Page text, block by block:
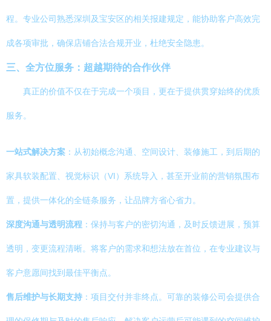
程。专业公司熟悉深圳及宝安区的相关报建规定，能协助客户高效完
成各项审批，确保店铺合法合规开业，杜绝安全隐患。
三、全方位服务：超越期待的合作伙伴
真正的价值不仅在于完成一个项目，更在于提供贯穿始终的优质
服务。
一站式解决方案 ：从初始概念沟通、空间设计、装修施工，到后期的
家具软装配置、视觉标识（VI）系统导入，甚至开业前的营销氛围布
置，提供一体化的全链条服务，让品牌方省心省力。
深度沟通与透明流程 ：保持与客户的密切沟通，及时反馈进展，预算
透明，变更流程清晰。将客户的需求和想法放在首位，在专业建议与
客户意愿间找到最佳平衡点。
售后维护与长期支持 ：项目交付并非终点。可靠的装修公司会提供合